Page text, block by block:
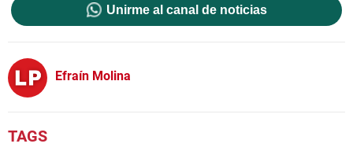
Unirme al canal de noticias
Efraín Molina